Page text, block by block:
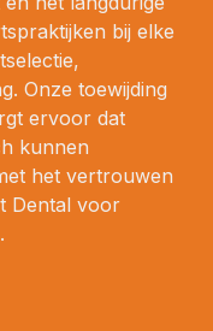
bij elke
Onze toewijding
ervoor dat
kunnen
het vertrouwen
Dental voor